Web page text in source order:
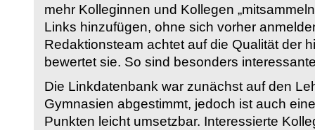
mehr Kolleginnen und Kollegen
Links hinzufügen, ohne sich vorher
Redaktionsteam achtet auf die Qualität der
bewertet sie. So sind besonders
Die Linkdatenbank war zunächst auf den
Gymnasien abgestimmt, jedoch ist auch
Punkten leicht umsetzbar. Interessierte